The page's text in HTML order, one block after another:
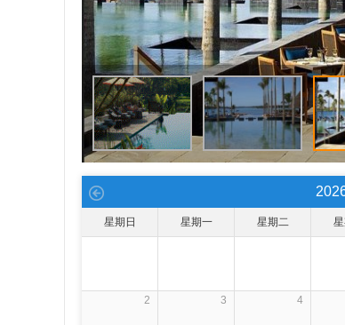
星期日 星期一 星期二
2 3 4